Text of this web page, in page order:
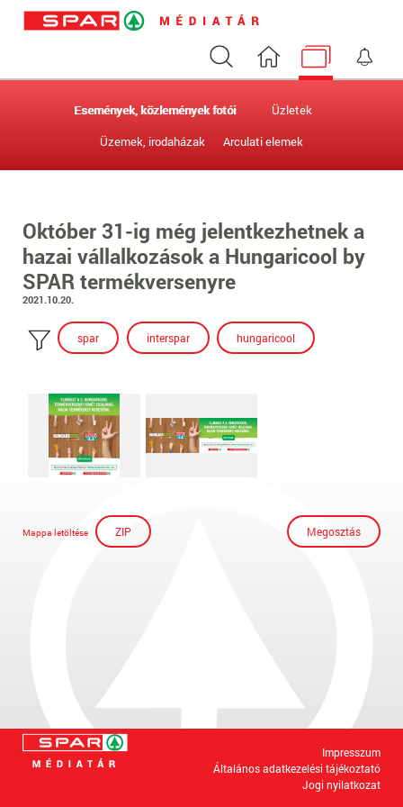
Keresés Nyitóoldal Médiatár
Események, közlemények fotói
Üzletek
Üzemek, irodaházak
Arculati elemek
Október 31-ig még jelentkezhetnek a
hazai vállalkozások a Hungaricool by
SPAR termékversenyre
2021.10.20.
spar interspar hungaricool
Mappa letöltése ZIP Megosztás
Impresszum
Általános adatkezelési tájékoztató
Jogi nyilatkozat